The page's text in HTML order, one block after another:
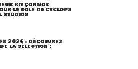
KIT CONNOR
LE RÔLE DE CYCLOPS
STUDIOS
2026 : DÉCOUVREZ
LA SÉLECTION !